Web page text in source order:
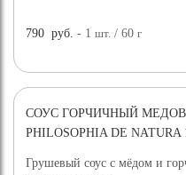
790 руб. - 1шт. / 60г
СОУС ГОРЧИЧНЫЙ
PHILOSOPHIA DE NATURA
Грушевый соус с мёдом и